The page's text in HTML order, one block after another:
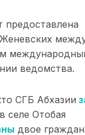
предоставлена
ведомства.
СГБ Абхазии
селе Отобая
двое